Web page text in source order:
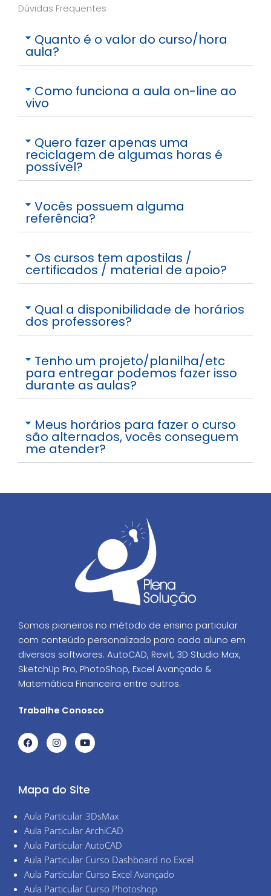
Dúvidas Frequentes
Quanto é o valor do curso/hora
aula?
Como funciona a aula on-line ao
vivo
Quero fazer apenas uma
reciclagem de algumas horas é
possível?
Vocês possuem alguma
referência?
Os cursos tem apostilas /
certificados / material de apoio?
Qual a disponibilidade de horários
dos professores?
Tenho um projeto/planilha/etc
para entregar podemos fazer isso
durante as aulas?
Meus horários para fazer o curso
são alternados, vocês conseguem
me atender?
Somos pioneiros no método de ensino particular
com conteúdo personalizado para cada aluno em
diversos softwares. AutoCAD, Revit, 3D Studio Max,
SketchUp Pro, PhotoShop, Excel Avançado &
Matemática Financeira entre outros.
Trabalhe Conosco
F
a
c
o
k
f
I
n
s
r
a
Y
o
u
e
Mapa do Site
Páginas
Aula Particular 3DsMax
Aula Particular ArchiCAD
Aula Particular AutoCAD
Aula Particular Curso Dashboard no Excel
Aula Particular Curso Excel Avançado
Aula Particular Curso Photoshop